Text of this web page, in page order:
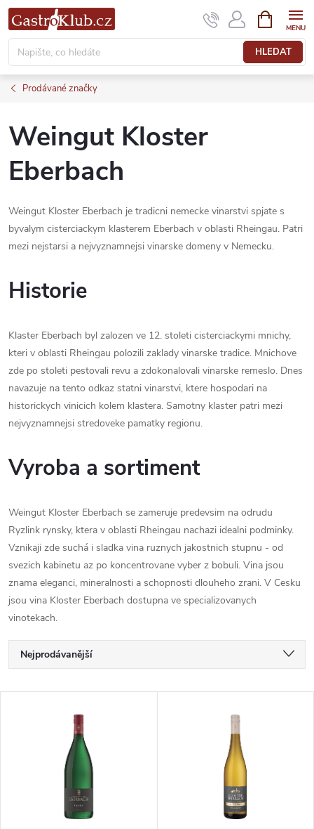
Přejít
na
obsah
HLEDAT
NÁKUPNÍ
KOŠÍK
Prodávané značky
Weingut Kloster
Eberbach
Weingut Kloster Eberbach je tradicni nemecke vinarstvi spjate s
byvalym cisterciackym klasterem Eberbach v oblasti Rheingau. Patri
mezi nejstarsi a nejvyznamnejsi vinarske domeny v Nemecku.
Historie
Klaster Eberbach byl zalozen ve 12. stoleti cisterciackymi mnichy,
kteri v oblasti Rheingau polozili zaklady vinarske tradice. Mnichove
zde po stoleti pestovali revu a zdokonalovali vinarske remeslo. Dnes
navazuje na tento odkaz statni vinarstvi, ktere hospodari na
historickych vinicich kolem klastera. Samotny klaster patri mezi
nejvyznamnejsi stredoveke pamatky regionu.
Vyroba a sortiment
Weingut Kloster Eberbach se zameruje predevsim na odrudu
Ryzlink rynsky, ktera v oblasti Rheingau nachazi idealni podminky.
Vznikaji zde suchá i sladka vina ruznych jakostnich stupnu - od
svezich kabinetu az po koncentrovane vyber z bobuli. Vina jsou
znama eleganci, mineralnosti a schopnosti dlouheho zrani. V Cesku
jsou vina Kloster Eberbach dostupna ve specializovanych
vinotekach.
Ř
a
Nejprodávanější